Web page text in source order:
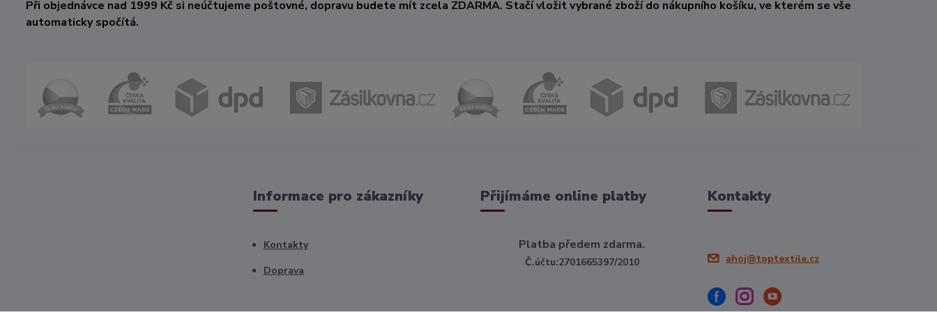
Při objednávce nad 1999 Kč si neúčtujeme poštovné, dopravu budete mít zcela ZDARMA. Stačí vložit vybrané zboží do nákupního košíku, ve kterém se vše
automaticky spočítá.
Informace pro zákazníky
Kontakty
Doprava
Přijímáme online platby
Platba předem zdarma.
Č.účtu:2701665397/2010
Kontakty
ahoj@toptextile.cz